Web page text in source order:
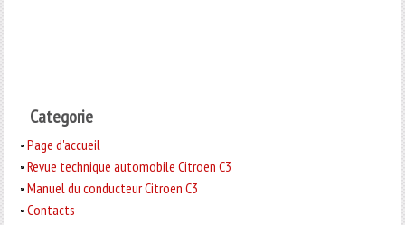
Categorie
Page d'accueil
Revue technique automobile Citroen C3
Manuel du conducteur Citroen C3
Contacts